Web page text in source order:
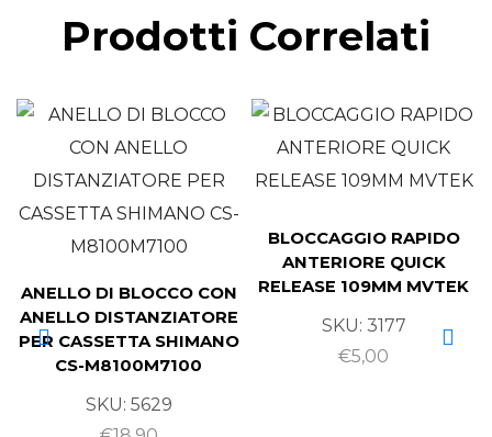
Prodotti Correlati
ANELLO DI BLOCCO CON
ANELLO DISTANZIATORE
PER CASSETTA SHIMANO
CS-M8100M7100
SKU: 5629
BLOCCAGGIO RAPIDO
ANTERIORE QUICK
RELEASE 109MM MVTEK
SKU: 3177
€5,00